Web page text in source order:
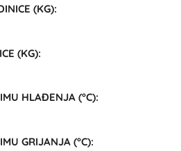
(KG):
(KG):
HLAĐENJA (°C):
GRIJANJA (°C):